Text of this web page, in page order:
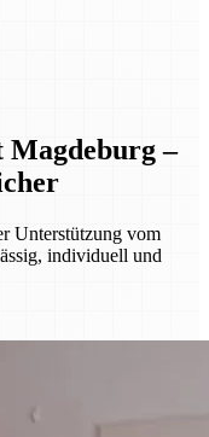
Magdeburg –
Unterstützung vom
individuell und